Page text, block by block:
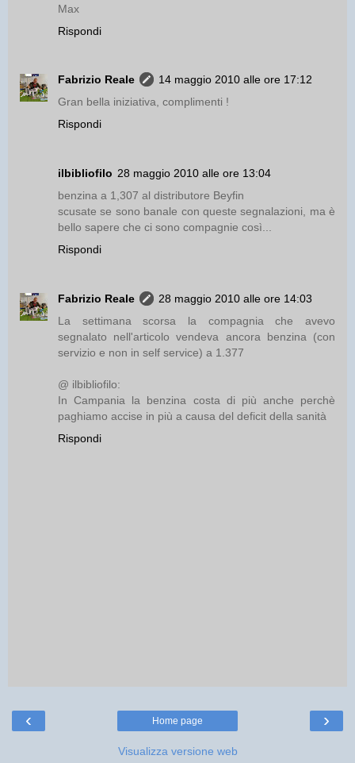
Max
Rispondi
Fabrizio Reale
14 maggio 2010 alle ore 17:12
Gran bella iniziativa, complimenti !
Rispondi
ilbibliofilo 28 maggio 2010 alle ore 13:04
benzina a 1,307 al distributore Beyfin
scusate se sono banale con queste segnalazioni, ma è
bello sapere che ci sono compagnie così...
Rispondi
Fabrizio Reale
28 maggio 2010 alle ore 14:03
La settimana scorsa la compagnia che avevo
segnalato nell'articolo vendeva ancora benzina (con
servizio e non in self service) a 1.377
@ ilbibliofilo:
In Campania la benzina costa di più anche perchè
paghiamo accise in più a causa del deficit della sanità
Rispondi
‹ ›
Home page
Visualizza versione web